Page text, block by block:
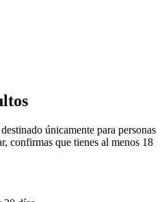
únicamente para personas
confirmas que tienes al menos 18